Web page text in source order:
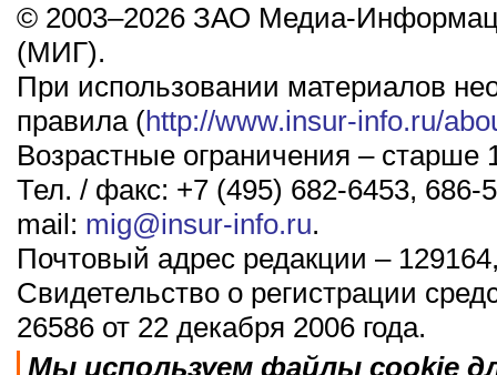
© 2003–2026 ЗАО Медиа-
(МИГ).
При использовании материалов
правила (http://www.insur-info.ru/
Возрастные ограничения – старше
Тел. / факс: +7 (495) 682-6453, 686-
mail: mig@insur-info.ru.
Почтовый адрес редакции –
Свидетельство о регистрации
26586 от 22 декабря 2006 года.
Мы используем файлы cookie